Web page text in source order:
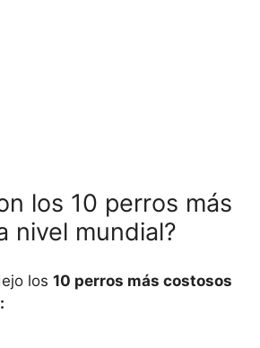
los 10 perros más
nivel mundial?
los 10 perros más costosos